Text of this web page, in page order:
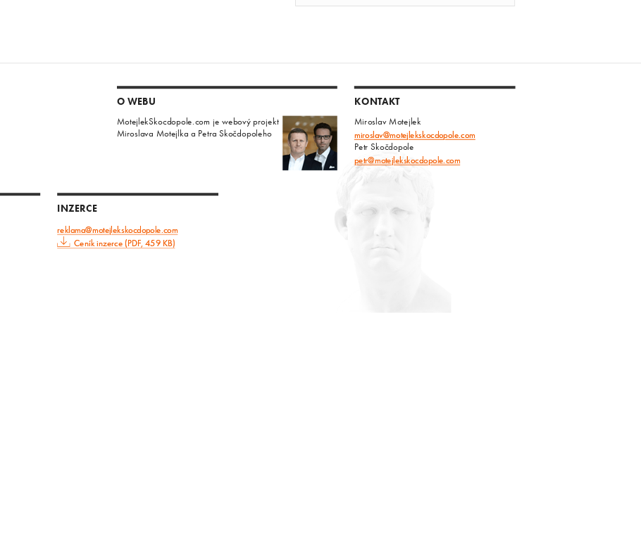
O WEBU
MotejlekSkocdopole.com je webový projekt
Miroslava Motejlka a Petra Skočdopoleho
KONTAKT
Miroslav Motejlek
miroslav@motejlekskocdopole.com
Petr Skočdopole
petr@motejlekskocdopole.com
INZERCE
reklama@motejlekskocdopole.com
Ceník inzerce (PDF, 459 KB)